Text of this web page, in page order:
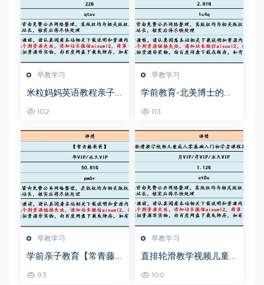
早教学习
米粒妈妈英语教程亲子
盘资源打包下载
102
早教学习
学前教育-北美博士的物
度网盘资源打包下载
113
早教学习
学前亲子教育【常青藤
G百度网盘资源打包下
93
早教学习
直排轮滑教学视频儿童
式技巧速成教学视频，
100